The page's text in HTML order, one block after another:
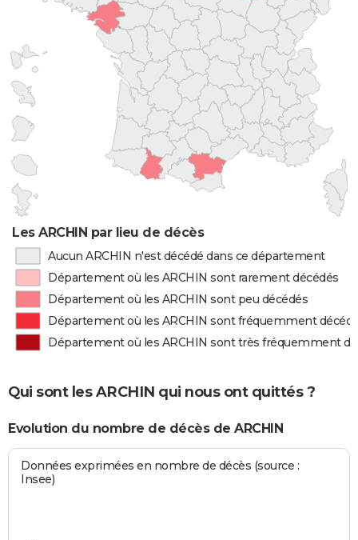
Les ARCHIN par lieu de décès
Aucun ARCHIN n'est décédé dans ce département
Département où les ARCHIN sont rarement décédés
Département où les ARCHIN sont peu décédés
Département où les ARCHIN sont fréquemment
Département où les ARCHIN sont très fréquemment
Qui sont les ARCHIN qui nous ont quittés ?
Evolution du nombre de décès de ARCHIN
Données exprimées en nombre de décès (source :
Insee)